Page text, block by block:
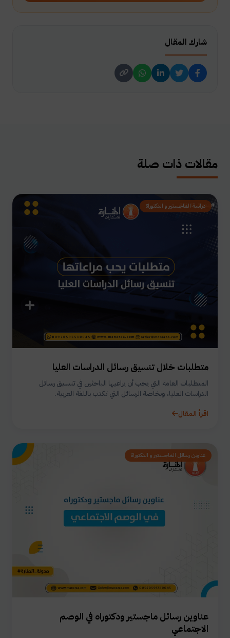
شارك المقال
مقالات ذات صلة
دراسة الماجستير و الدكتوراة
متطلبات خلال تنسيق رسائل الدراسات العليا
المتطلبات العامة التي يجب أن يراعيها الباحثين في تنسيق رسائل
الدراسات العليا، وبخاصة الرسائل التي تكتب باللغة العربية.
اقرأ المقال
عناوين رسائل الماجستير و الدكتوراة
عناوين رسائل ماجستير ودكتوراه في الوصم
الاجتماعي